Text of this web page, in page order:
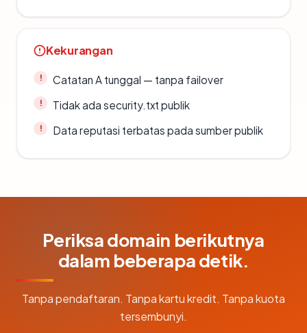
Kekurangan
Catatan A tunggal — tanpa failover
Tidak ada security.txt publik
Data reputasi terbatas pada sumber publik
Periksa domain berikutnya
dalam beberapa detik.
Tanpa pendaftaran. Tanpa kartu kredit. Tanpa kuota
tersembunyi.